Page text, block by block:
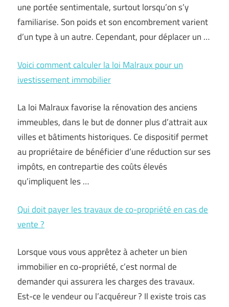
une portée sentimentale, surtout lorsqu’on s’y
familiarise. Son poids et son encombrement varient
d’un type à un autre. Cependant, pour déplacer un …
Voici comment calculer la loi Malraux pour un
ivestissement immobilier
La loi Malraux favorise la rénovation des anciens
immeubles, dans le but de donner plus d’attrait aux
villes et bâtiments historiques. Ce dispositif permet
au propriétaire de bénéficier d’une réduction sur ses
impôts, en contrepartie des coûts élevés
qu’impliquent les …
Qui doit payer les travaux de co-propriété en cas de
vente ?
Lorsque vous vous apprêtez à acheter un bien
immobilier en co-propriété, c’est normal de
demander qui assurera les charges des travaux.
Est-ce le vendeur ou l’acquéreur ? Il existe trois cas